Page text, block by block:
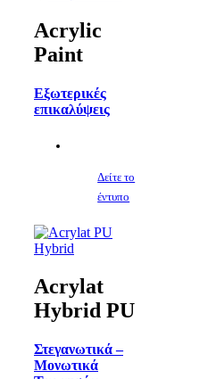
Acrylic
Paint
Εξωτερικές
επικαλύψεις
Δείτε το
έντυπο
Acrylat
Hybrid PU
Στεγανωτικά –
Μονωτικά